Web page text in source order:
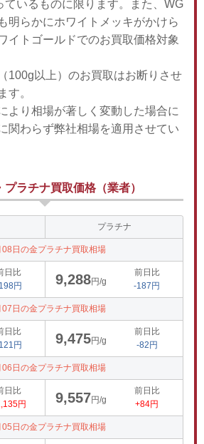
ているものに限ります。また、WG
明らかにホワイトメッキがかけら
イトゴールドでのお買取価格対象
100g以上）のお買取はお断りさせ
す。
より相場が著しく変動した場合に
関わらず弊社相場を適用させてい
ラチナ買取価格（業者）
プラチナ
08日の金プラチナ買取相場
日比
円
9,288円/g
前日比
-187円
07日の金プラチナ買取相場
日比
円
9,475円/g
前日比
-82円
06日の金プラチナ買取相場
日比
円
9,557円/g
前日比
+84円
05日の金プラチナ買取相場